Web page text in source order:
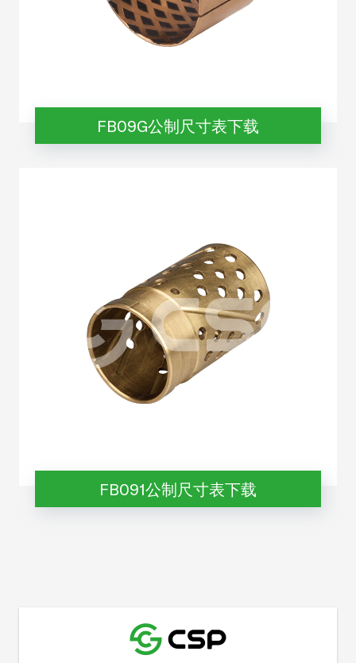
FB09G公制尺寸表下载
FB091公制尺寸表下载